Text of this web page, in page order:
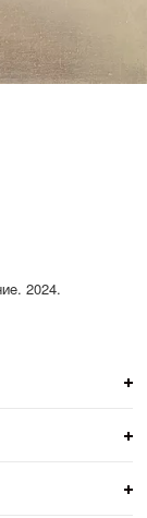
2024.
Для товаров
и